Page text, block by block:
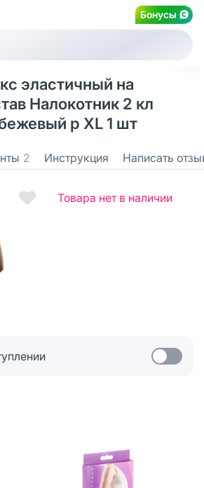
Бонусы
эластичный на
Налокотник 2 кл
р XL 1 шт
2 Инструкция Написать
Товара нет в наличии